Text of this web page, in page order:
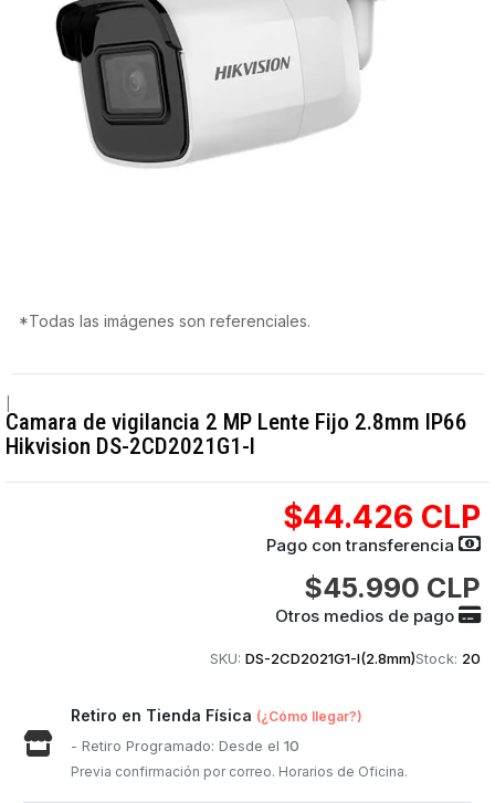
*Todas las imágenes son referenciales.
Camara de vigilancia 2 MP Lente Fijo 2.8mm IP66
Hikvision DS-2CD2021G1-I
$44.426 CLP
Pago con transferencia
$45.990 CLP
Otros medios de pago
SKU: DS-2CD2021G1-I(2.8mm)Stock: 20
Retiro en Tienda Física (¿Cómo llegar?)
- Retiro Programado: Desde el10
Previa confirmación por correo. Horarios de Oficina.